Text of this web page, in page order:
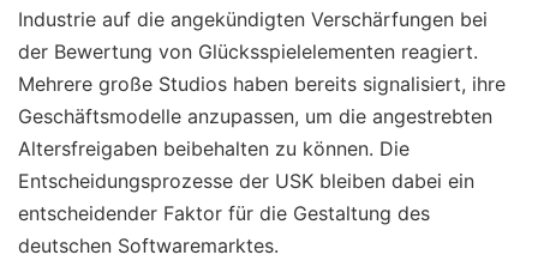
Industrie auf die angekündigten Verschärfungen bei
der Bewertung von Glücksspielelementen reagiert.
Mehrere große Studios haben bereits signalisiert, ihre
Geschäftsmodelle anzupassen, um die angestrebten
Altersfreigaben beibehalten zu können. Die
Entscheidungsprozesse der USK bleiben dabei ein
entscheidender Faktor für die Gestaltung des
deutschen Softwaremarktes.